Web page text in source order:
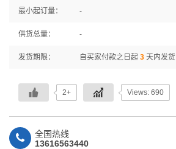
最小起订量： -
供货总量： -
发货期限： 自买家付款之日起 3 天内发货
2+ Views: 690
全国热线
13616563440